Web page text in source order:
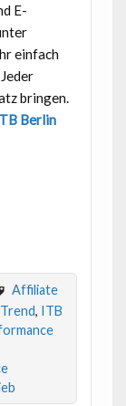
E-
einfach
bringen.
Berlin
Affiliate
, ITB